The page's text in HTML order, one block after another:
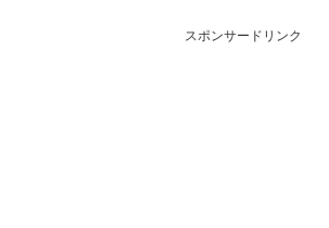
スポンサードリンク